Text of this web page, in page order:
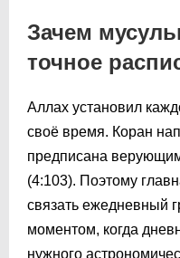
Зачем
точное
Аллах установил
своё время. Коран
предписана
(4:103). Поэтому
связать ежедневный
моментом, когда
нужного